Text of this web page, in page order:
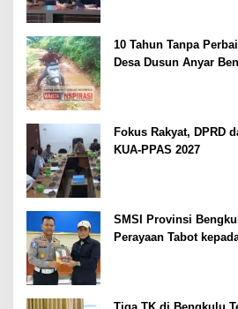
10 Tahun Tanpa
Desa Dusun Anyar
Fokus Rakyat, DPRD
KUA-PPAS 2027
SMSI Provinsi
Perayaan Tabot